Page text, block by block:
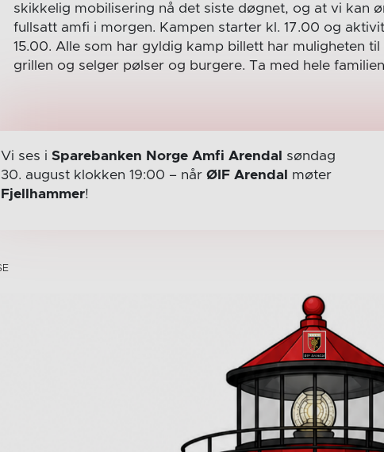
skikkelig mobilisering nå det siste døgnet, og at vi kan
fullsatt amfi i morgen. Kampen starter kl. 17.00 og
15.00. Alle som har gyldig kamp billett har muligheten
grillen og selger pølser og burgere. Ta med hele
Vi ses i Sparebanken Norge Amfi Arendal
søndag
30. august klokken 19:00 – når ØIF Arendal
møter
Fjellhammer!